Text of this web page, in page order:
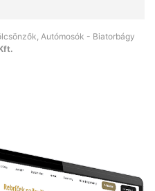
Autómosók - Biatorbágy